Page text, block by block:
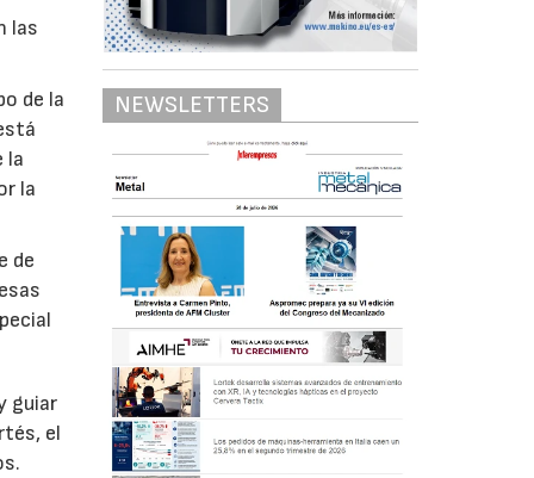
las
de la
la
la
de
guiar
el
NEWSLETTERS